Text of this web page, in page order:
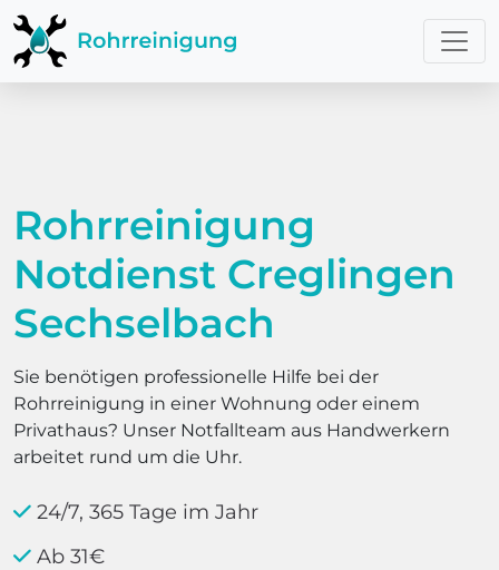
Rohrreinigung
Notdienst Creglingen
Sechselbach
Sie benötigen professionelle Hilfe bei der
Rohrreinigung in einer Wohnung oder einem
Privathaus? Unser Notfallteam aus Handwerkern
arbeitet rund um die Uhr.
24/7, 365 Tage im Jahr
Ab 31€